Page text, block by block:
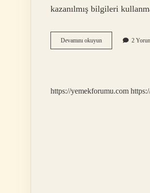
kazanılmış bilgileri
Devamını okuyunBeceri
nedir
2
https://yemekforumu.com